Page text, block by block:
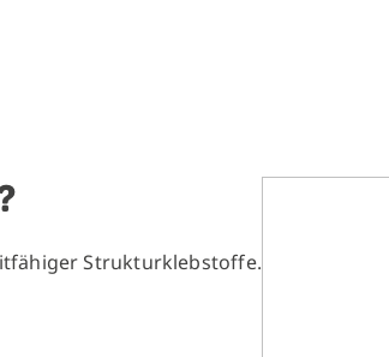
Strukturklebstoffe.